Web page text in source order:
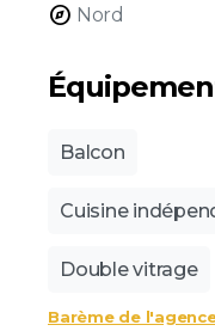
explore Nord
Balcon
Cuisine
Double vitrage
Barème de